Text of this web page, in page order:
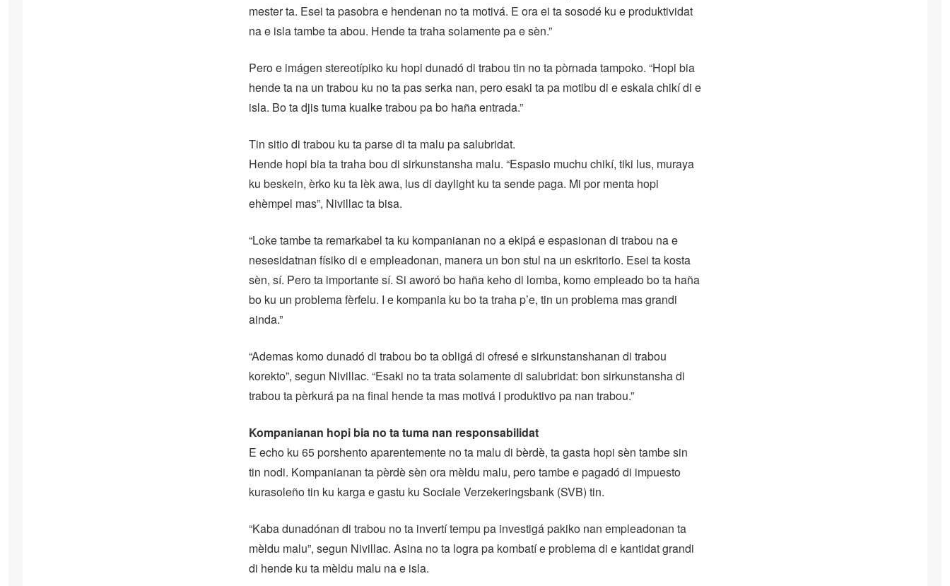
mester ta. Esei ta pasobra e hendenan no ta motivá. E ora ei ta sosodé ku e produktividat
na e isla tambe ta abou. Hende ta traha solamente pa e sèn.”
Pero e imágen stereotípiko ku hopi dunadó di trabou tin no ta pòrnada tampoko. “Hopi bia
hende ta na un trabou ku no ta pas serka nan, pero esaki ta pa motibu di e eskala chikí di e
isla. Bo ta djis tuma kualke trabou pa bo haña entrada.”
Tin sitio di trabou ku ta parse di ta malu pa salubridat.
Hende hopi bia ta traha bou di sirkunstansha malu. “Espasio muchu chikí, tiki lus, muraya
ku beskein, èrko ku ta lèk awa, lus di daylight ku ta sende paga. Mi por menta hopi
ehèmpel mas”, Nivillac ta bisa.
“Loke tambe ta remarkabel ta ku kompanianan no a ekipá e espasionan di trabou na e
nesesidatnan físiko di e empleadonan, manera un bon stul na un eskritorio. Esei ta kosta
sèn, sí. Pero ta importante sí. Si aworó bo haña keho di lomba, komo empleado bo ta haña
bo ku un problema fèrfelu. I e kompania ku bo ta traha p’e, tin un problema mas grandi
ainda.”
“Ademas komo dunadó di trabou bo ta obligá di ofresé e sirkunstanshanan di trabou
korekto”, segun Nivillac. “Esaki no ta trata solamente di salubridat: bon sirkunstansha di
trabou ta pèrkurá pa na final hende ta mas motivá i produktivo pa nan trabou.”
Kompanianan hopi bia no ta tuma nan responsabilidat
E echo ku 65 porshento aparentemente no ta malu di bèrdè, ta gasta hopi sèn tambe sin
tin nodi. Kompanianan ta pèrdè sèn ora mèldu malu, pero tambe e pagadó di impuesto
kurasoleño tin ku karga e gastu ku Sociale Verzekeringsbank (SVB) tin.
“Kaba dunadónan di trabou no ta invertí tempu pa investigá pakiko nan empleadonan ta
mèldu malu”, segun Nivillac. Asina no ta logra pa kombatí e problema di e kantidat grandi
di hende ku ta mèldu malu na e isla.